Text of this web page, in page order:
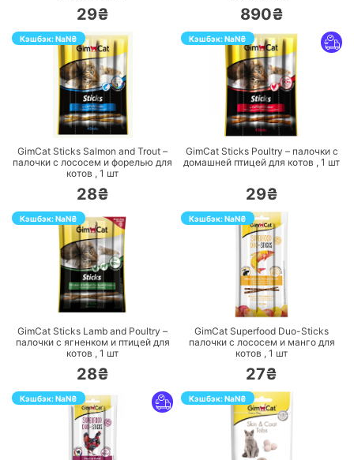
29₴ 890₴
Кэшбэк:NaN₴
ПЕРЕЙТИ
GimCat Sticks Salmon and Trout –
палочки с лососем и форелью для
котов , 1 шт
28₴
Кэшбэк:NaN₴
ПЕРЕЙТИ
GimCat Sticks Poultry – палочки с
домашней птицей для котов , 1 шт
29₴
Кэшбэк:NaN₴
ПЕРЕЙТИ
GimCat Sticks Lamb and Poultry –
палочки с ягненком и птицей для
котов , 1 шт
28₴
Кэшбэк:NaN₴
ПЕРЕЙТИ
GimCat Superfood Duo-Sticks
палочки с лососем и манго для
котов , 1 шт
27₴
Кэшбэк:NaN₴ Кэшбэк:NaN₴